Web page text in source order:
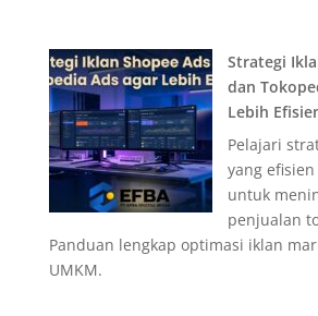
Strategi
dan
Lebih
Pelajari
yang
untuk
penjualan
Panduan lengkap optimasi iklan
UMKM.